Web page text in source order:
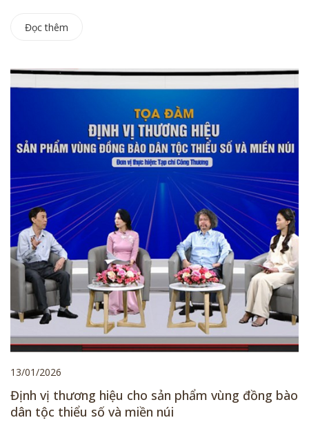
Đọc thêm
13/01/2026
Định vị thương hiệu cho sản phẩm vùng đồng bào
dân tộc thiểu số và miền núi